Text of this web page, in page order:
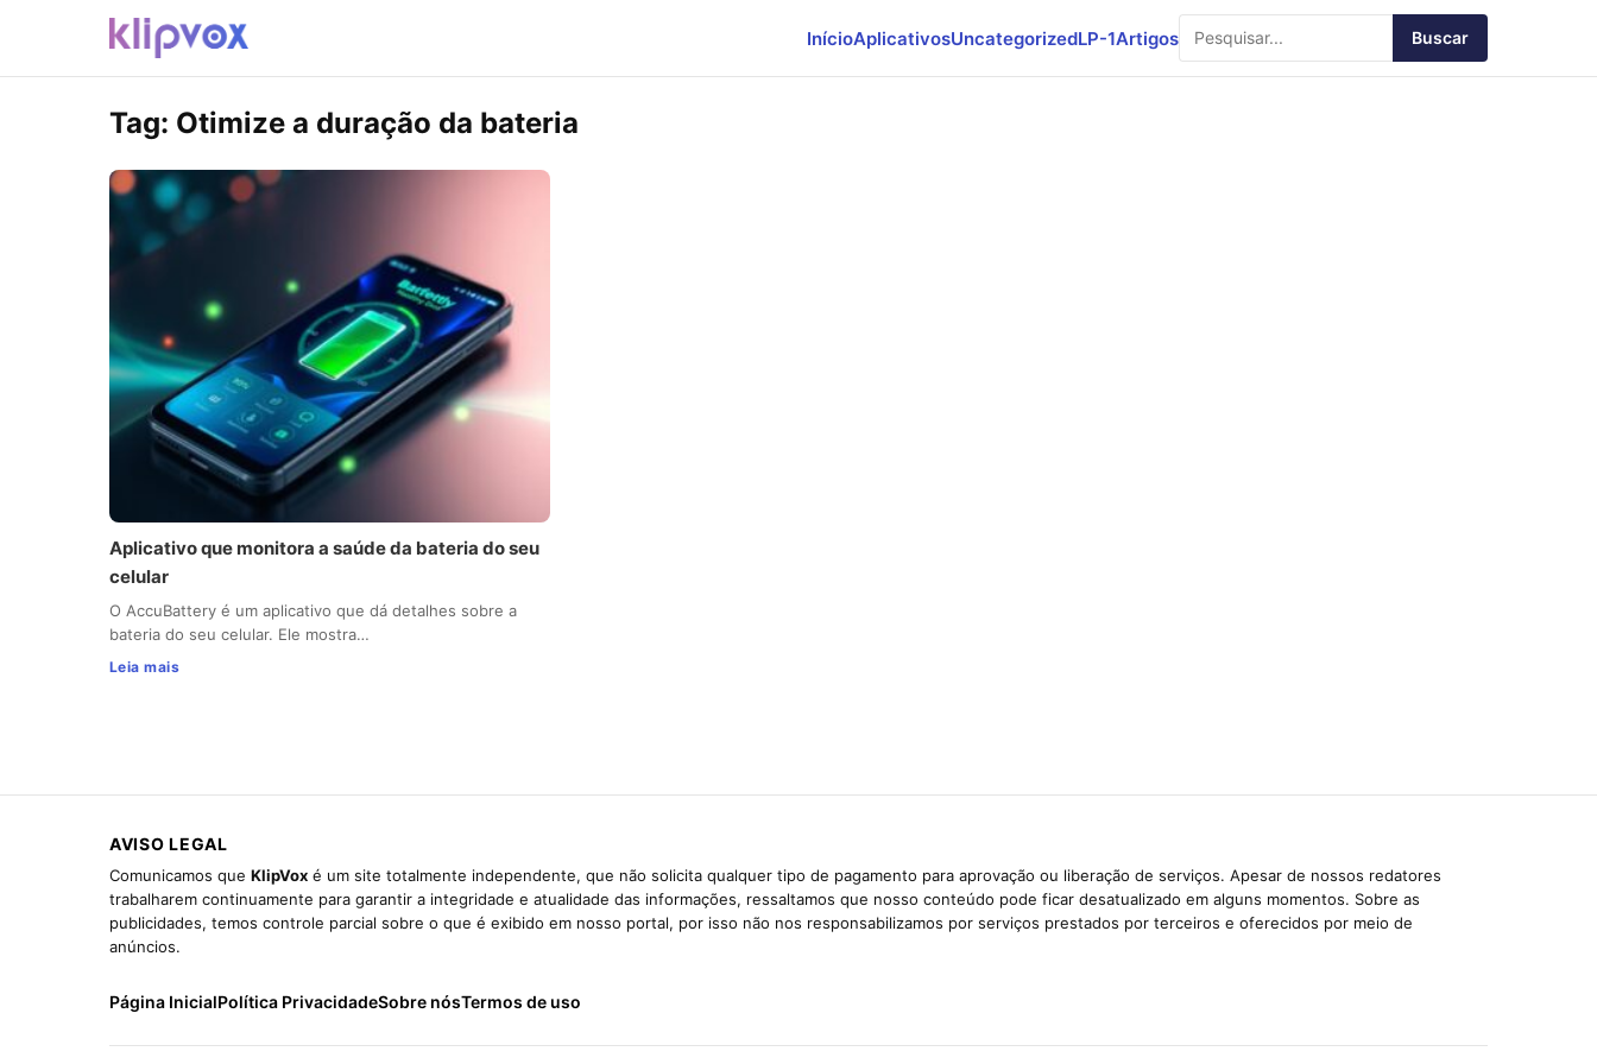
InícioAplicativosUncategorizedLP-1Artigos Buscar
Tag: Otimize a duração da bateria
Aplicativo que monitora a saúde da bateria do seu
celular
O AccuBattery é um aplicativo que dá detalhes sobre a
bateria do seu celular. Ele mostra…
Leia mais
AVISO LEGAL
Comunicamos que KlipVox é um site totalmente independente, que não solicita qualquer tipo de pagamento para aprovação ou liberação de serviços. Apesar de nossos redatores
trabalharem continuamente para garantir a integridade e atualidade das informações, ressaltamos que nosso conteúdo pode ficar desatualizado em alguns momentos. Sobre as
publicidades, temos controle parcial sobre o que é exibido em nosso portal, por isso não nos responsabilizamos por serviços prestados por terceiros e oferecidos por meio de
anúncios.
Página InicialPolítica PrivacidadeSobre nósTermos de uso